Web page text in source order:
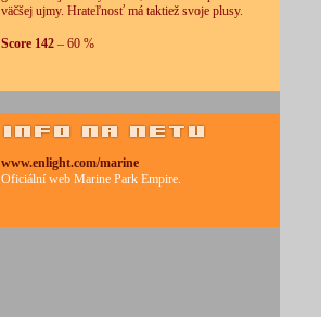
väčšej ujmy. Hrateľnosť má taktiež svoje plusy.
Score 142 – 60 %
www.enlight.com/marine
Oficiální web Marine Park Empire.